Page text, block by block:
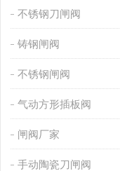
不锈钢刀闸阀
铸钢闸阀
不锈钢闸阀
气动方形插板阀
闸阀厂家
手动陶瓷刀闸阀